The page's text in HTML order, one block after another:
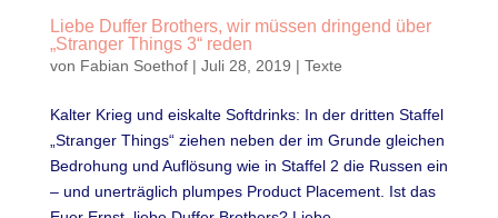
Liebe Duffer Brothers, wir müssen dringend über
„Stranger Things 3“ reden
von Fabian Soethof| Juli 28, 2019 | Texte
Kalter Krieg und eiskalte Softdrinks: In der dritten Staffel
„Stranger Things“ ziehen neben der im Grunde gleichen
Bedrohung und Auflösung wie in Staffel 2 die Russen ein
– und unerträglich plumpes Product Placement. Ist das